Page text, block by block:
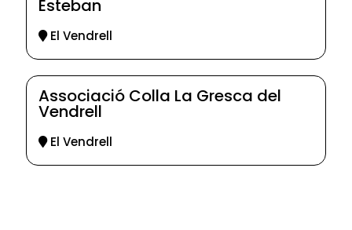
Esteban
El Vendrell
Associació Colla La Gresca del
Vendrell
El Vendrell